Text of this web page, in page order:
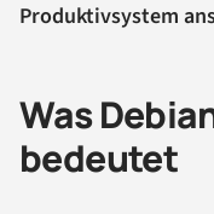
Produktivsystem
Was
bedeutet